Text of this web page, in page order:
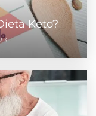
Keto?